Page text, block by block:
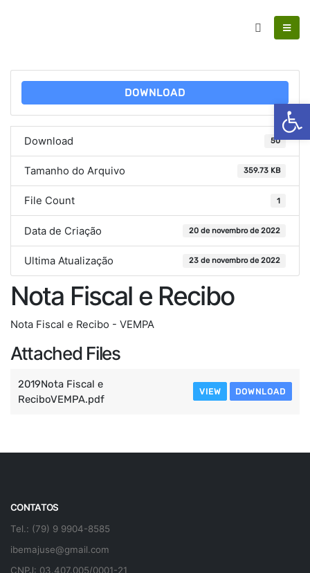
DOWNLOAD
Download 50
Tamanho do Arquivo 359.73 KB
File Count 1
Data de Criação 20 de novembro de 2022
Ultima Atualização 23 de novembro de 2022
Nota Fiscal e Recibo
Nota Fiscal e Recibo - VEMPA
Attached Files
2019Nota Fiscal e
ReciboVEMPA.pdf
VIEW DOWNLOAD
CONTATOS
Tel.: (79) 9 9904-8585
ibemajuse@gmail.com
CNPJ: 03.407.005/0001-21